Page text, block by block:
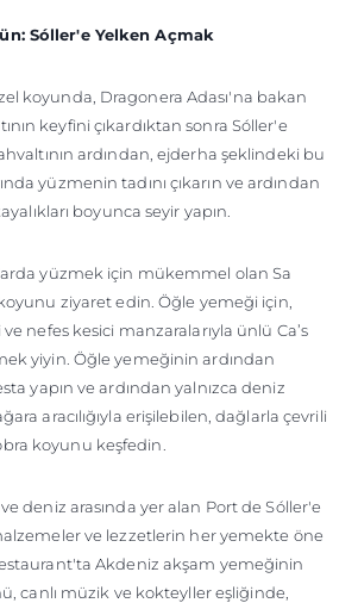
Sóller'e Yelken Açmak
koyunda, Dragonera Adası'na bakan
keyfini çıkardıktan sonra Sóller'e
ardından, ejderha şeklindeki bu
yüzmenin tadını çıkarın ve ardından
boyunca seyir yapın.
yüzmek için mükemmel olan Sa
ziyaret edin. Öğle yemeği için,
nefes kesici manzaralarıyla ünlü Ca’s
yiyin. Öğle yemeğinin ardından
yapın ve ardından yalnızca deniz
aracılığıyla erişilebilen, dağlarla çevrili
koyunu keşfedin.
deniz arasında yer alan Port de Sóller'e
ve lezzetlerin her yemekte öne
Akdeniz akşam yemeğinin
canlı müzik ve kokteyller eşliğinde,